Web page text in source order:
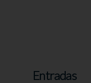
Entradas